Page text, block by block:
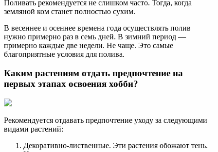
Поливать рекомендуется не слишком часто. Тогда, когда
земляной ком станет полностью сухим.
В весеннее и осеннее времена года осуществлять полив
нужно примерно раз в семь дней. В зимний период —
примерно каждые две недели. Не чаще. Это самые
благоприятные условия для полива.
Каким растениям отдать предпочтение на
первых этапах освоения хобби?
Рекомендуется отдавать предпочтение уходу за следующими
видами растений:
Декоративно-лиственные. Эти растения обожают тень.